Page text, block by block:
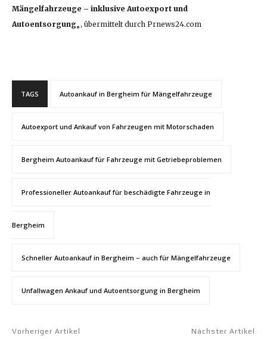
Mängelfahrzeuge – inklusive Autoexport und
Autoentsorgung„, übermittelt durch Prnews24.com
TAGS Autoankauf in Bergheim für Mängelfahrzeuge
Autoexport und Ankauf von Fahrzeugen mit Motorschaden
Bergheim Autoankauf für Fahrzeuge mit Getriebeproblemen
Professioneller Autoankauf für beschädigte Fahrzeuge in
Bergheim
Schneller Autoankauf in Bergheim – auch für Mängelfahrzeuge
Unfallwagen Ankauf und Autoentsorgung in Bergheim
Vorheriger Artikel Nächster Artikel